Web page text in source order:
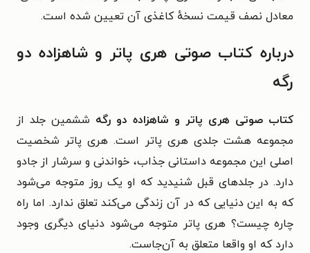
معادل نصف قیمت نسخهٔ کاغذی آن تعیین شده است.
درباره کتاب صوتی هری پاتر و شاهزاده دو
رگه
کتاب صوتی هری پاتر و شاهزاده دو رگه ششمین جلد از
مجموعه‌ هشت جلدی هری‌ پاتر است. هری پاتر شخصیت
اصلی این مجموعه داستانی جذاب، خواندنی و سرشار از جادو
دارد. در جلد‌های قبل شنیدید که او یک روز متوجه می‌شود
که به این دنیایی که در آن زندگی می‌کند تعلق ندارد. اما راه
چاره چیست؟ هری پاتر متوجه می‌شود دنیای دیگری وجود
دارد که او واقعا متعلق به آن‌جاست.